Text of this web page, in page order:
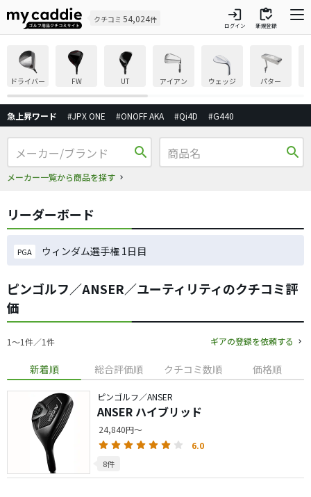
クチコミ 54,024件 login
ログイン
inventory
新規登録
ドライバー FW UT アイアン ウェッジ パター
急上昇ワード #JPX ONE #ONOFF AKA #Qi4D #G440
search
メーカー一覧から商品を探す
search
リーダーボード
PGA ウィンダム選手権 1日目
ピンゴルフ／ANSER／ユーティリティのクチコミ評
価
1〜1件／1件 ギアの登録を依頼する
新着順 総合評価順 クチコミ数順 価格順
ピンゴルフ／ANSER
ANSER ハイブリッド
24,840円～
6.0
8件